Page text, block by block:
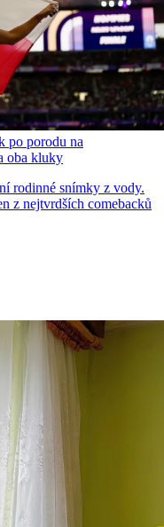
po porodu na
oba kluky
rodinné snímky z vody.
z nejtvrdších comebacků